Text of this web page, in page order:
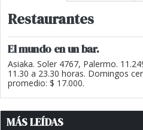
Restaurantes
El mundo en un bar.
Asiaka. Soler 4767, Palermo.
11.30 a 23.30 horas. Domingos
promedio: $ 17.000.
MÁS LEÍDAS